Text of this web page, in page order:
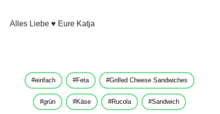
Alles Liebe ♥ Eure Katja
einfach Feta Grilled Cheese Sandwiches
grün Käse Rucola Sandwich